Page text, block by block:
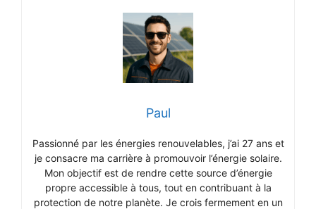
Paul
Passionné par les énergies renouvelables, j’ai 27 ans et
je consacre ma carrière à promouvoir l’énergie solaire.
Mon objectif est de rendre cette source d’énergie
propre accessible à tous, tout en contribuant à la
protection de notre planète. Je crois fermement en un